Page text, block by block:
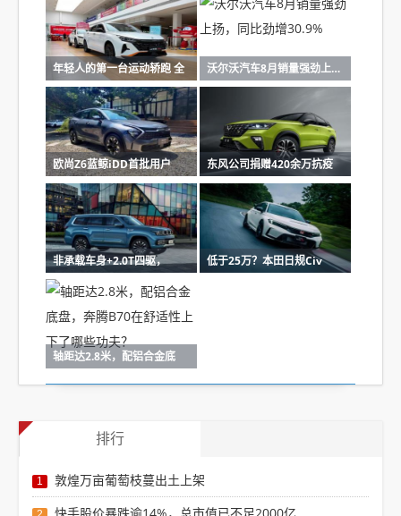
年轻人的第一台运动轿跑 全 沃尔沃汽车8月销量强劲上扬
欧尚Z6蓝鲸iDD首批用户 东风公司捐赠420余万抗疫
非承载车身+2.0T四驱， 低于25万？本田日规Civ
轴距达2.8米，配铝合金底
排行
1 敦煌万亩葡萄枝蔓出土上架